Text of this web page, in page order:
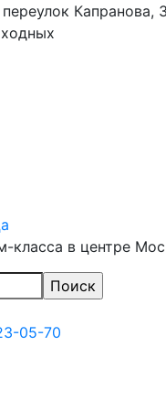
Капранова,
класса в центре
05-70